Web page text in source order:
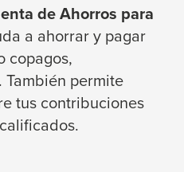
de Ahorros para
a ahorrar y pagar
copagos,
También permite
tus contribuciones